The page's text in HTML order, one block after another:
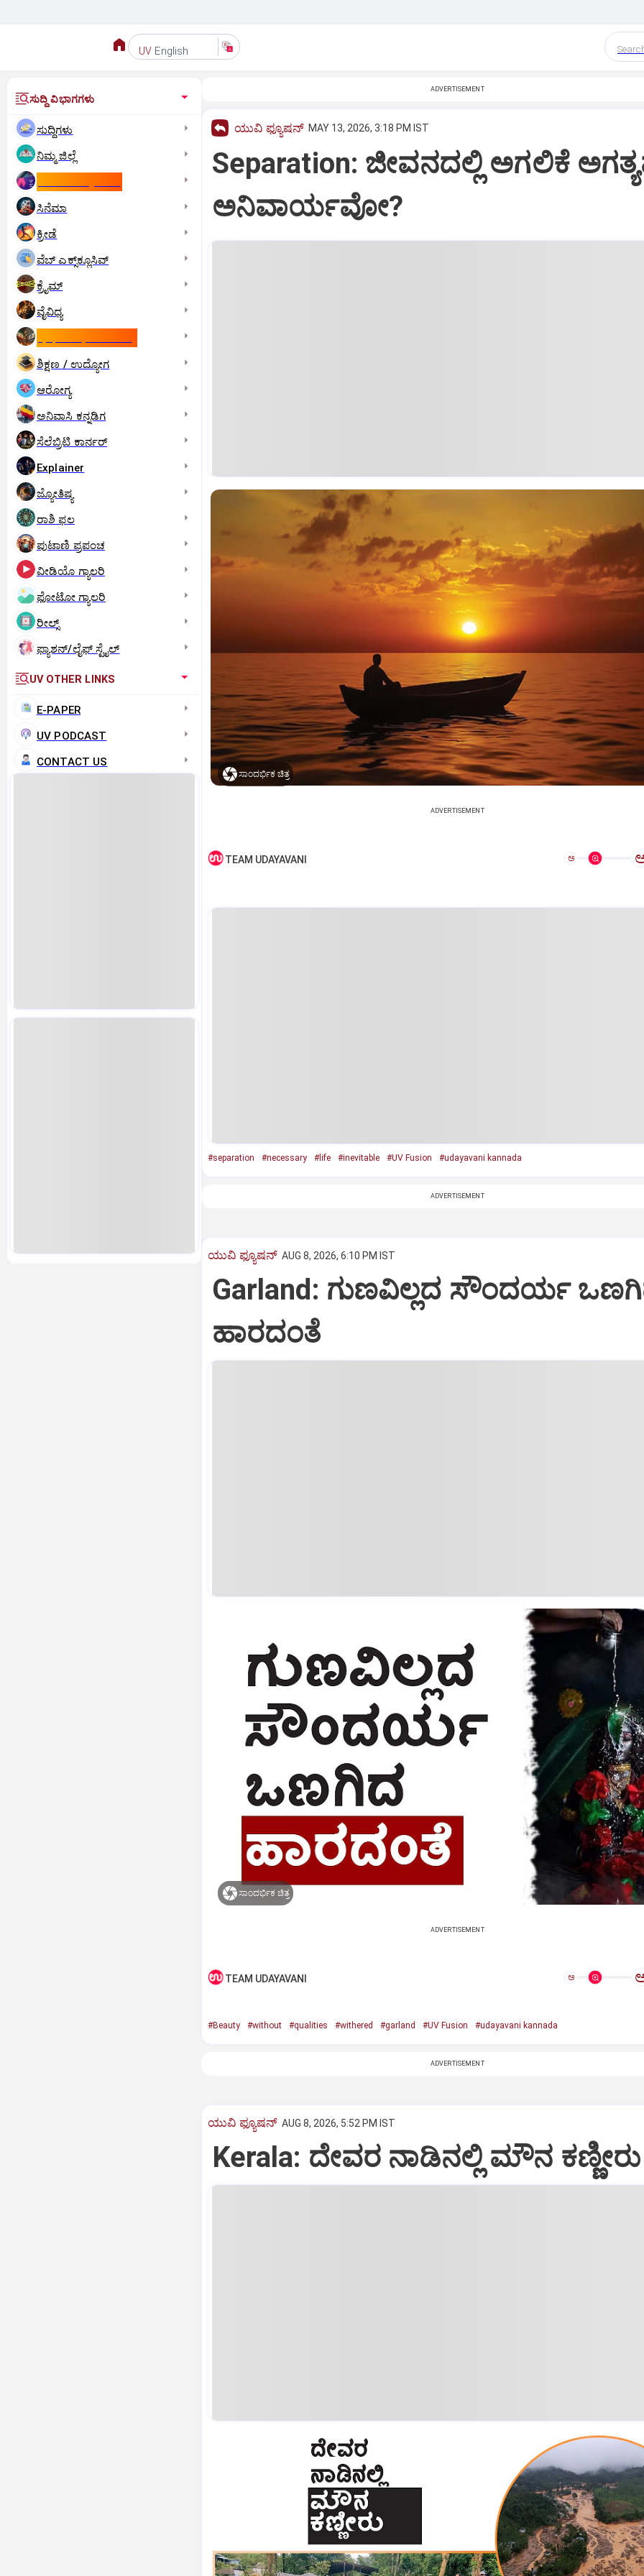
UV English
ಸುದ್ದಿ ವಿಭಾಗಗಳು
ಸುದ್ದಿಗಳು
ನಿಮ್ಮ ಜಿಲ್ಲೆ
ಸಿನೆಮಾ
ಕ್ರೀಡೆ
ವೆಬ್ ಎಕ್ಸ್‌ಕ್ಲೂಸಿವ್
ಕ್ರೈಮ್
ವೈವಿಧ್ಯ
ಶಿಕ್ಷಣ / ಉದ್ಯೋಗ
ಆರೋಗ್ಯ
ಅನಿವಾಸಿ ಕನ್ನಡಿಗ
ಸೆಲೆಬ್ರಿಟಿ ಕಾರ್ನರ್‌
Explainer
ಜ್ಯೋತಿಷ್ಯ
ರಾಶಿ ಫಲ
ಪುಟಾಣಿ ಪ್ರಪಂಚ
ವೀಡಿಯೊ ಗ್ಯಾಲರಿ
ಫೋಟೋ ಗ್ಯಾಲರಿ
ರೀಲ್ಸ್
ಫ್ಯಾಶನ್/ಲೈಫ್‌ ಸ್ಟೈಲ್
UV OTHER LINKS
E-PAPER
UV PODCAST
CONTACT US
ADVERTISEMENT
ಯುವಿ ಫ್ಯೂಷನ್ MAY 13, 2026, 3:18 PM IST
Separation: ಜೀವನದಲ್ಲಿ ಅಗಲಿಕೆ
ಅನಿವಾರ್ಯವೋ?
ಸಾಂದರ್ಭಿಕ ಚಿತ್ರ
ADVERTISEMENT
TEAM UDAYAVANI ಅ
#separation #necessary #life #inevitable #UV Fusion #udayavani kannada
ADVERTISEMENT
ಯುವಿ ಫ್ಯೂಷನ್ AUG 8, 2026, 6:10 PM IST
Garland: ಗುಣವಿಲ್ಲದ ಸೌಂದರ್ಯ
ಹಾರದಂತೆ
ಸಾಂದರ್ಭಿಕ ಚಿತ್ರ
ADVERTISEMENT
TEAM UDAYAVANI ಅ
#Beauty #without #qualities #withered #garland #UV Fusion #udayavani kannada
ADVERTISEMENT
ಯುವಿ ಫ್ಯೂಷನ್ AUG 8, 2026, 5:52 PM IST
Kerala: ದೇವರ ನಾಡಿನಲ್ಲಿ ಮೌನ ಕಣ್ಣೀರು